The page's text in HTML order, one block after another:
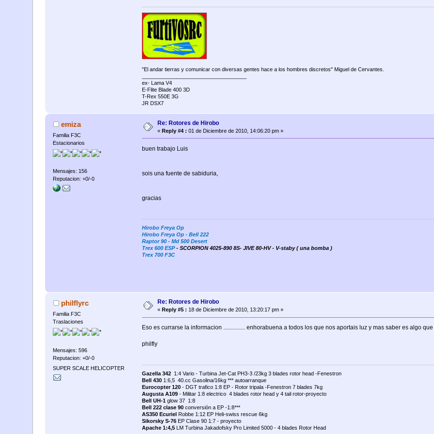
"El andar tierras y comunicar con diversas gentes hace a los hombres discretos" Miguel de Cervantes.
ex- Lama V4
E-Flite Blade 400 3D
T-Rex 550E 3G
JR DSX7
emiza
Familia F3C
Estacionarios
Mensajes: 156
Reputacion: +0/-0
Re: Rotores de Hirobo
«Reply #4 : 01 de Diciembre de 2010, 14:06:20 pm »
buen trabajo Luis
sois una fuente de sabiduria,
gracias
Hirobo Freya Op
Hirobo Freya Op - Bell 222
Raptor 90 - Md 500 Desert
Trex 600 ESP- SCORPION 4025-890 8S- JIVE 80-HV - V-staby ( una bomba )
Trex 700 F3C
philflyrc
Familia F3C
Traslaciones
Mensajes: 596
Reputacion: +0/-0
SUPER SCALE HELICOPTER
Re: Rotores de Hirobo
«Reply #5 : 18 de Diciembre de 2010, 13:20:17 pm »
Eso es currarse la informacion ............... enhorabuena a todos los que nos aportais luz y mas saber es algo
philfly
Gazella 3421:4 Vario - Turbina Jet-Cat PH3-3 /23kg 3 blades rotor head -Fenestron
Bell 430 1:6,5 40.cc Gasolina/16kg *** autoarranque
Eurocopter 120- DGT trafico 1:8 EP - Rotor tripala -Fenestron 7 blades 7kg
Augusta A109- Militar 1:8 electrico 4 blades rotor head y 4 tail rotor-proyecto
Bell UH-1glow 37 1:8
Bell 222 clase 90 conversión a EP -1:8***
AS350 Ecuriel
Robbe 1:12 EP Heli-swiss rescue 6kg
Sikorsky S-76 EP Clase 90 1:7 - proyecto
Apache 1:4,5LM Turbina Jakadofsky Pro Limited 5000 - 4 blades Rotor Head